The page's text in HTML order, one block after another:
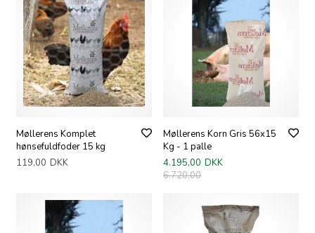
Møllerens Komplet
hønsefuldfoder 15 kg
119,00 DKK
Møllerens Korn Gris 56x15
Kg - 1 palle
4.195,00 DKK
6.720,00